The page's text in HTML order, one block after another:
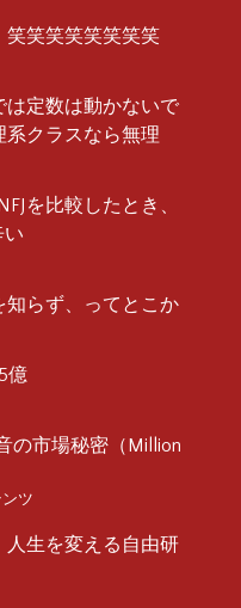
笑笑笑笑笑笑笑
定数は動かないで
クラスなら無理
を比較したとき、
い
知らず、ってとこか
億
の市場秘密（Million
ツ
人生を変える自由研